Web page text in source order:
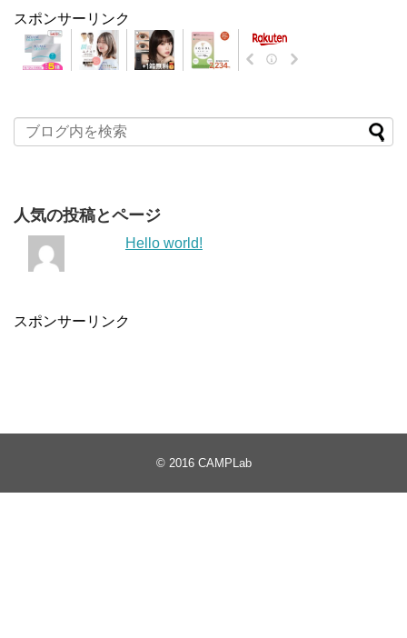
スポンサーリンク
人気の投稿とページ
Hello world!
スポンサーリンク
© 2016 CAMPLab